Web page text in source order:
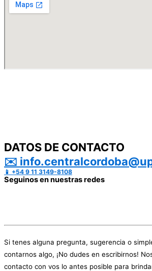
DATOS DE CONTACTO
✉️
📱 +54 9 11 3149-8108
Seguinos en nuestras redes
Si tenes alguna pregunta, sugerencia o
contarnos algo, ¡No dudes en escribirnos!
contacto con vos lo antes posible para